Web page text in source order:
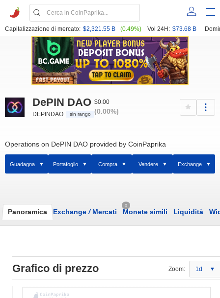
Capitalizzazione di mercato: $2,321.55 B (0.49%) Vol 24H: $73.68 B
DePIN DAO
DEPINDAO sin rango
$0.00
(0.00%)
Operations on DePIN DAO provided by CoinPaprika
Guadagna Portafoglio Compra Vendere Exchange
Panoramica Exchange /Mercati
0
Monete simili Liquidità
Grafico di prezzo Zoom: 1d